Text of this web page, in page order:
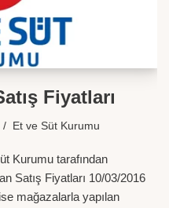
Fiyatları
Et ve Süt Kurumu
Kurumu tarafından
Satış Fiyatları 10/03/2016
mağazalarla yapılan